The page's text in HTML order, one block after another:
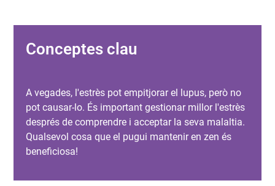
Conceptes clau
A vegades, l'estrès pot empitjorar el lupus, però no
pot causar-lo. És important gestionar millor l'estrès
després de comprendre i acceptar la seva malaltia.
Qualsevol cosa que el pugui mantenir en zen és
beneficiosa!